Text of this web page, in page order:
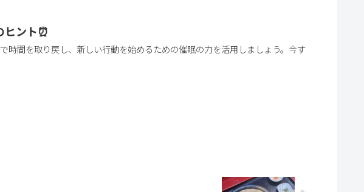
ヒント⏰
間を取り戻し、新しい行動を始めるための催眠の力を活用しましょう。今す